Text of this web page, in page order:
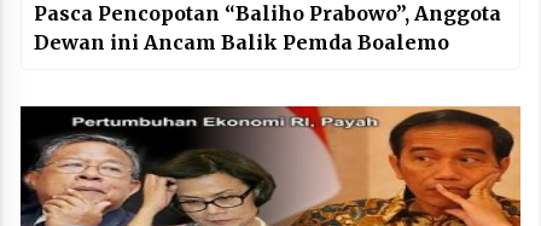
Pasca Pencopotan “Baliho Prabowo”, Anggota
Dewan ini Ancam Balik Pemda Boalemo